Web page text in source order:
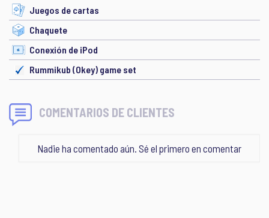
Juegos de cartas
Chaquete
Conexión de iPod
Rummikub (Okey) game set
COMENTARIOS DE CLIENTES
Nadie ha comentado aún. Sé el primero en comentar